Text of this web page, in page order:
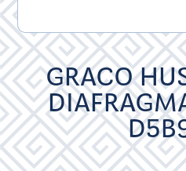
GRACO